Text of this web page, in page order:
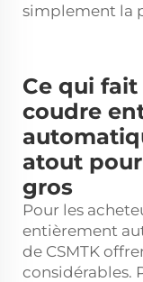
simplement la
Ce qui
coudre
atout
gros
Pour les
entièrement
de CSMTK
considérables.